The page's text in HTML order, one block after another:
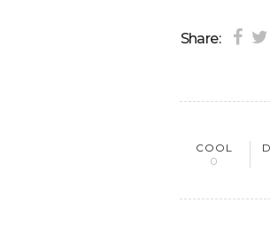
Share:
COOL
0